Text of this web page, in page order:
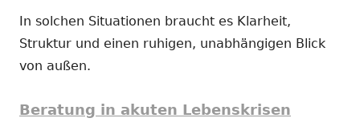
In solchen Situationen braucht es Klarheit,
Struktur und einen ruhigen, unabhängigen Blick
von außen.
Beratung in akuten Lebenskrisen